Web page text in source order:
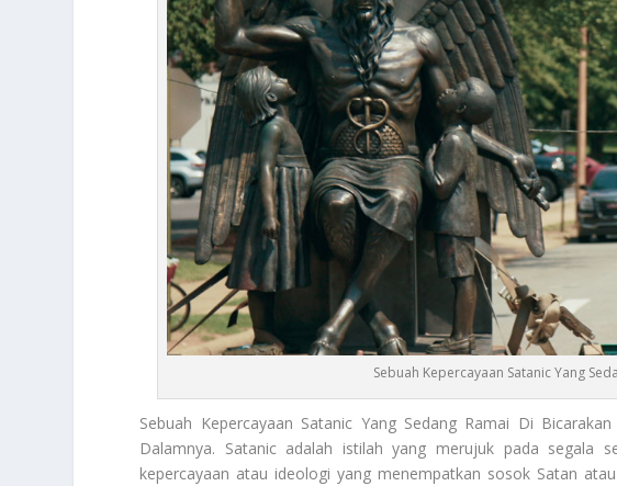
Sebuah Kepercayaan Satanic Yang
Sebuah Kepercayaan Satanic Yang Sedang Ramai Di
Dalamnya. Satanic adalah istilah yang merujuk pada segala
kepercayaan atau ideologi yang menempatkan sosok Satan